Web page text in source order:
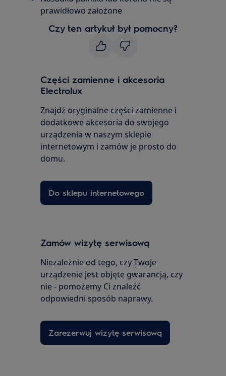
prawidłowo założone
Czy ten artykuł był pomocny?
Części zamienne i akcesoria
Electrolux
Znajdź oryginalne części zamienne i
dodatkowe akcesoria do swojego
urządzenia w naszym sklepie
internetowym i zamów je prosto do
domu.
Do sklepu internetowego
Zamów wizytę serwisową
Niezależnie od tego, czy Twoje
urządzenie jest objęte gwarancją, czy
nie - pomożemy Ci znaleźć
odpowiedni sposób naprawy.
Zarezerwuj wizytę serwisową